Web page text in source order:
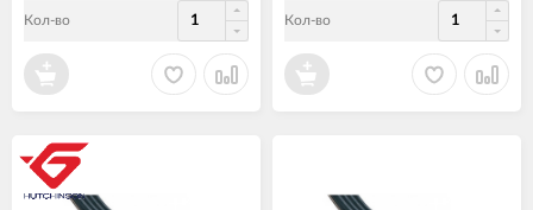
Кол-во Кол-во